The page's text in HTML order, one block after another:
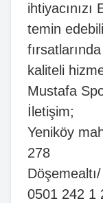
temin
kaliteli
Mustafa
İletişim;
Yeniköy
278
0501 242 1